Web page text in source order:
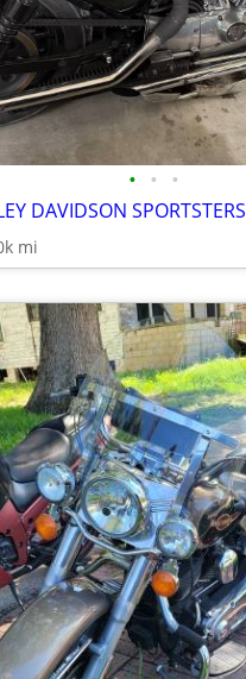
• • •
DAVIDSON SPORTSTERS
mi